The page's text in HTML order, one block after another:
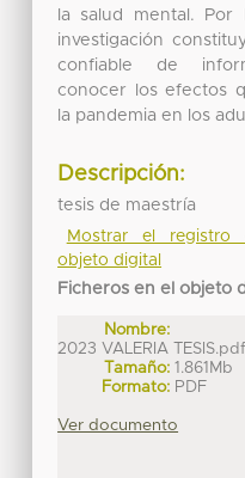
la salud mental. Por
investigación
confiable de
conocer los efectos
la pandemia en los
Descripción:
tesis de maestría
Mostrar el registro
objeto digital
Ficheros en el objeto
Nombre:
2023 VALERIA TESIS.pdf
Tamaño: 1.861Mb
Formato: PDF
Ver documento